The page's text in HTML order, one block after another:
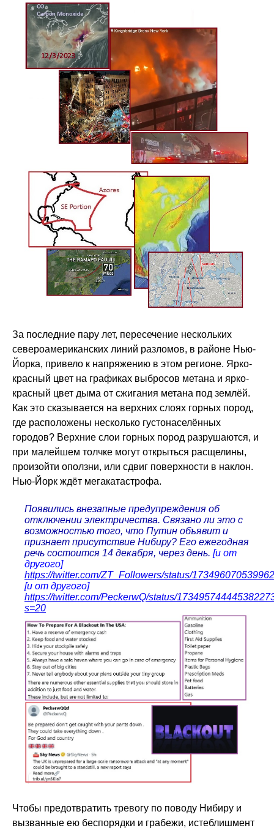
За последние пару лет, пересечение нескольких
североамериканских линий разломов, в районе Нью-
Йорка, привело к напряжению в этом регионе. Ярко-
красный цвет на графиках выбросов метана и ярко-
красный цвет дыма от сжигания метана под землёй.
Как это сказывается на верхних слоях горных пород,
где расположены несколько густонаселённых
городов? Верхние слои горных пород разрушаются, и
при малейшем толчке могут открыться расщелины,
произойти оползни, или сдвиг поверхности в наклон.
Нью-Йорк ждёт мегакатастрофа.
Появились внезапные предупреждения об
отключении электричества. Связано ли это с
возможностью того, что Путин объявит и
признает присутствие Нибиру? Его ежегодная
речь состоится 14 декабря, через день. [и от
другого]
https://twitter.com/ZT_Followers/status/
[и от другого]
https://twitter.com/PeckerwQ/status/
s=20
Чтобы предотвратить тревогу по поводу Нибиру и
вызванные ею беспорядки и грабежи, истеблишмент